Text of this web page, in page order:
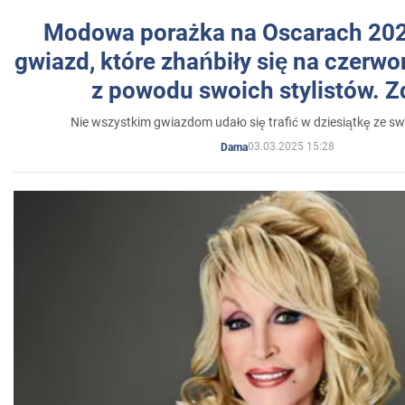
Modowa porażka na Oscarach
gwiazd, które zhańbiły się na
z powodu swoich stylistów.
Nie wszystkim gwiazdom udało się trafić w dziesiątkę ze
Dama03.03.2025 15:28